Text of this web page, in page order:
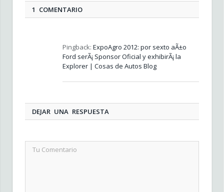
1 COMENTARIO
Pingback: ExpoAgro 2012: por sexto aÃ±o
Ford serÃ¡ Sponsor Oficial y exhibirÃ¡ la
Explorer | Cosas de Autos Blog
DEJAR UNA RESPUESTA